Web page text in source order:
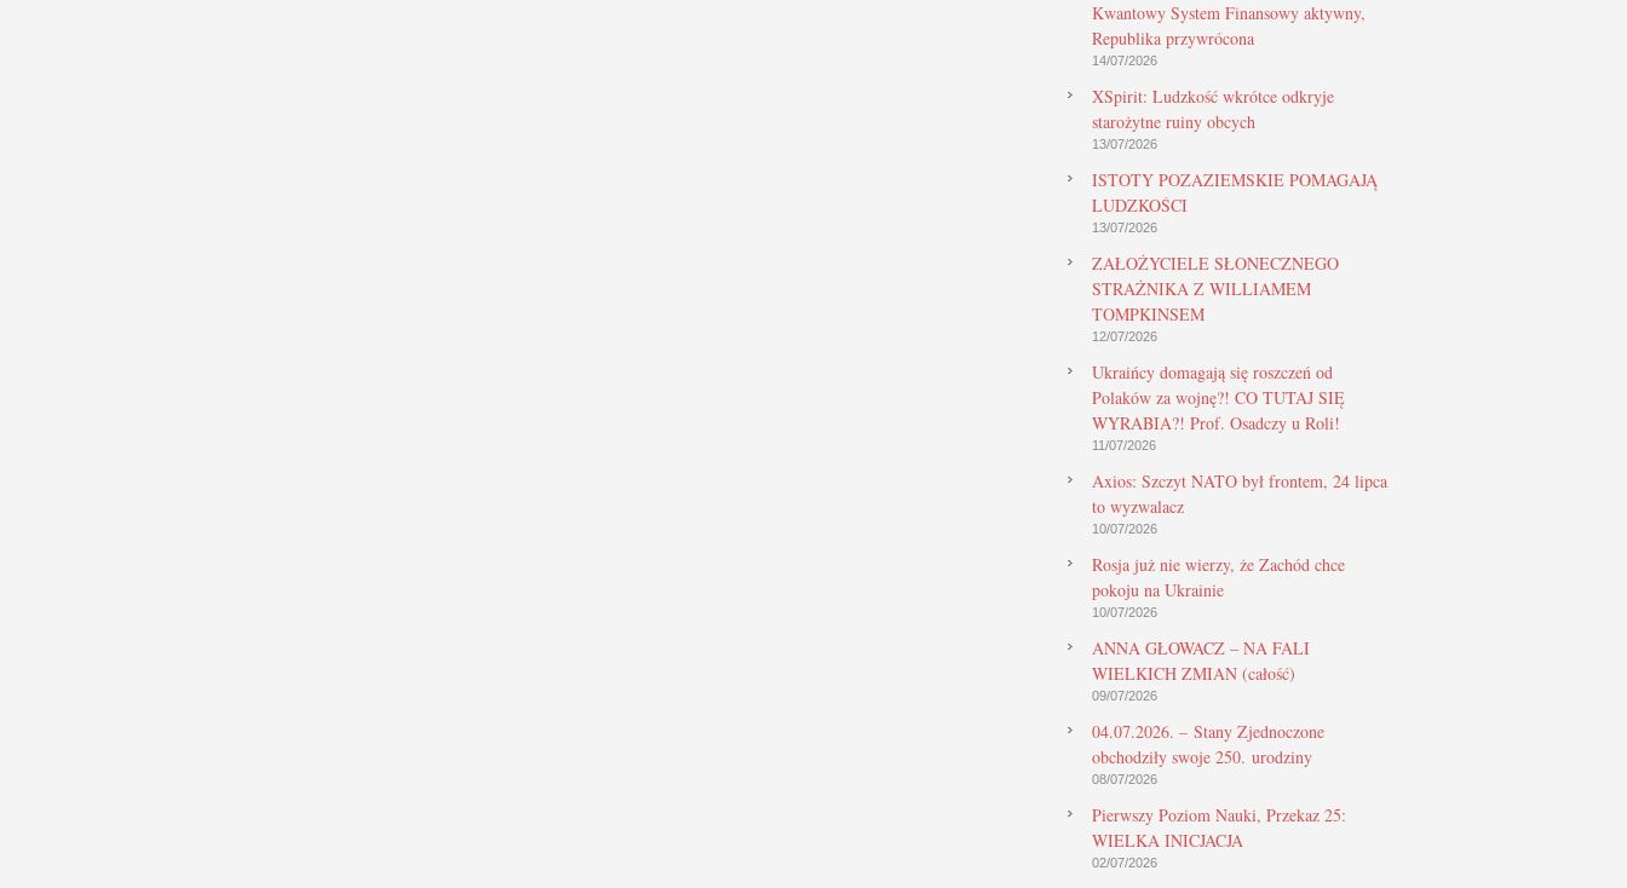
Kwantowy System Finansowy aktywny,
Republika przywrócona
14/07/2026
XSpirit: Ludzkość wkrótce odkryje
starożytne ruiny obcych
13/07/2026
ISTOTY POZAZIEMSKIE POMAGAJĄ
LUDZKOŚCI
13/07/2026
ZAŁOŻYCIELE SŁONECZNEGO
STRAŻNIKA Z WILLIAMEM
TOMPKINSEM
12/07/2026
Ukraińcy domagają się roszczeń od
Polaków za wojnę?! CO TUTAJ SIĘ
WYRABIA?! Prof. Osadczy u Roli!
11/07/2026
Axios: Szczyt NATO był frontem, 24 lipca
to wyzwalacz
10/07/2026
Rosja już nie wierzy, że Zachód chce
pokoju na Ukrainie
10/07/2026
ANNA GŁOWACZ – NA FALI
WIELKICH ZMIAN (całość)
09/07/2026
04.07.2026. – Stany Zjednoczone
obchodziły swoje 250. urodziny
08/07/2026
Pierwszy Poziom Nauki, Przekaz 25:
WIELKA INICJACJA
02/07/2026